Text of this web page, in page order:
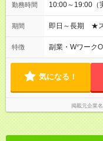
勤務時間 10:00～19:00（
期間 即日～長期 ★ス
特徴 副業・Wワーク
気になる！
掲載元企業名